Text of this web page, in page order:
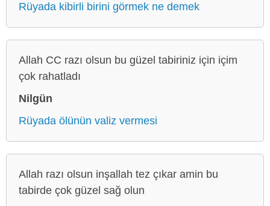
Rüyada kibirli birini görmek ne demek
Allah CC razı olsun bu güzel tabiriniz için içim
çok rahatladı
Nilgün
Rüyada ölünün valiz vermesi
Allah razı olsun inşallah tez çıkar amin bu
tabirde çok güzel sağ olun